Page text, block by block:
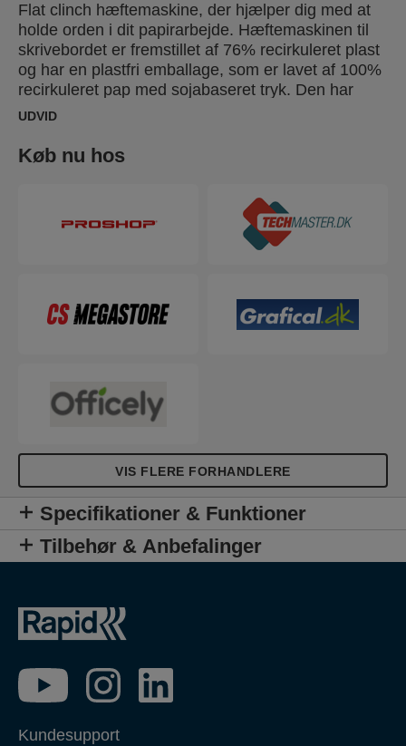
Flat clinch hæftemaskine, der hjælper dig med at
holde orden i dit papirarbejde. Hæftemaskinen til
skrivebordet er fremstillet af 76% recirkuleret plast
og har en plastfri emballage, som er lavet af 100%
recirkuleret pap med sojabaseret tryk. Den har
også patenteret SuperFlatClinch-teknologi, der
mere plads i dine mapper og brevbakker. Denne
UDVID
Køb nu hos
VIS FLERE FORHANDLERE
Specifikationer & Funktioner
Tilbehør & Anbefalinger
Kundesupport